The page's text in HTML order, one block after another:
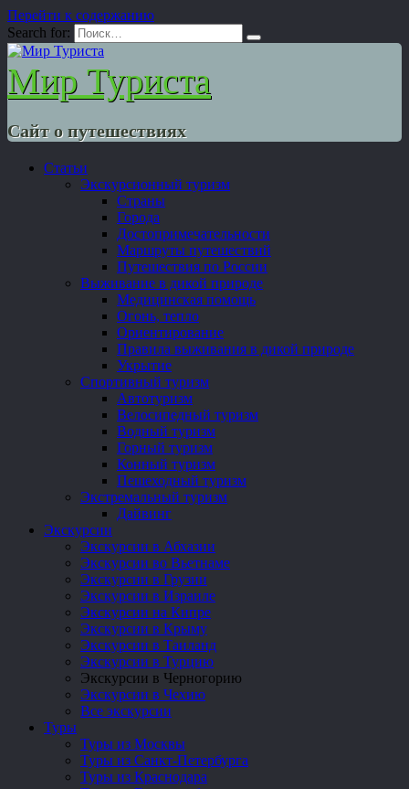
Перейти к содержанию
Search for:
Мир Туриста
Сайт о путешествиях
Статьи
Экскурсионный туризм
Страны
Города
Достопримечательности
Маршруты путешествий
Путешествия по России
Выживание в дикой природе
Медицинская помощь
Огонь, тепло
Ориентирование
Правила выживания в дикой природе
Укрытие
Спортивный туризм
Автотуризм
Велосипедный туризм
Водный туризм
Горный туризм
Конный туризм
Пешеходный туризм
Экстремальный туризм
Дайвинг
Экскурсии
Экскурсии в Абхазии
Экскурсии во Вьетнаме
Экскурсии в Грузии
Экскурсии в Израиле
Экскурсии на Кипре
Экскурсии в Крыму
Экскурсии в Таиланд
Экскурсии в Турцию
Экскурсии в Черногорию
Экскурсии в Чехию
Все экскурсии
Туры
Туры из Москвы
Туры из Санкт-Петербурга
Туры из Краснодара